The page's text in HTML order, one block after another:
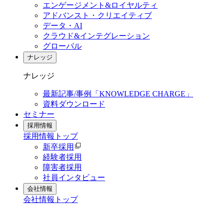
エンゲージメント&ロイヤルティ
アドバンスト・クリエイティブ
データ・AI
クラウド&インテグレーション
グローバル
ナレッジ
ナレッジ
最新記事/事例「KNOWLEDGE CHARGE」
資料ダウンロード
セミナー
採用情報
採用情報 トップ
新卒採用
経験者採用
障害者採用
社員インタビュー
会社情報
会社情報 トップ